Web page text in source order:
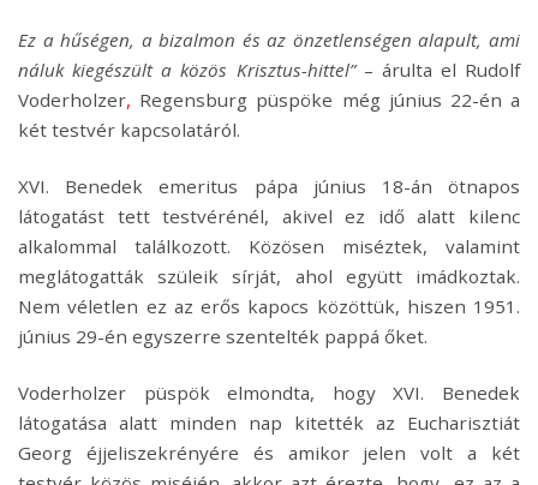
Ez a hűségen, a bizalmon és az önzetlenségen alapult, ami
náluk kiegészült a közös Krisztus-hittel”– árulta el Rudolf
Voderholzer, Regensburg püspöke még június 22-én a
két testvér kapcsolatáról.
XVI. Benedek emeritus pápa június 18-án ötnapos
látogatást tett testvérénél, akivel ez idő alatt kilenc
alkalommal találkozott. Közösen miséztek, valamint
meglátogatták szüleik sírját, ahol együtt imádkoztak.
Nem véletlen ez az erős kapocs közöttük, hiszen 1951.
június 29-én egyszerre szentelték pappá őket.
Voderholzer püspök elmondta, hogy XVI. Benedek
látogatása alatt minden nap kitették az Eucharisztiát
Georg éjjeliszekrényére és amikor jelen volt a két